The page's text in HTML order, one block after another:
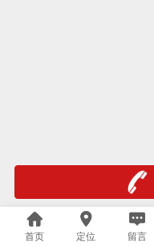
首页 定位 留言